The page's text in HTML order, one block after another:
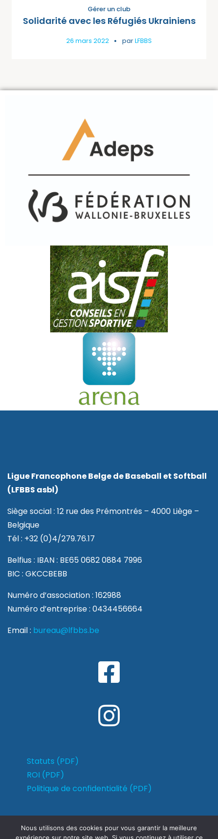
Gérer un club
Solidarité avec les Réfugiés Ukrainiens
26 mars 2022 parLFBBS
Ligue Francophone Belge de Baseball et Softball
(LFBBS asbl)
Siège social : 12 rue des Prémontrés – 4000 Liège –
Belgique
Tél : +32 (0)4/279.76.17
Belfius : IBAN : BE65 0682 0884 7996
BIC : GKCCBEBB
Numéro d’association : 162988
Numéro d’entreprise : 0434456664
Email : bureau@lfbbs.be
Statuts (PDF)
ROI (PDF)
Politique de confidentialité (PDF)
Nous utilisons des cookies pour vous garantir la meilleure